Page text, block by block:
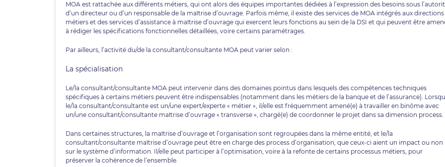
MOA est rattachée aux différents métiers, qui ont alors des équipes importantes dédiées à l’expression des besoins sous
d’un directeur ou d’un responsable de la maîtrise d’ouvrage. Parfois même, il existe des services de MOA intégrés aux directions
métiers et des services d’assistance à maîtrise d’ouvrage qui exercent leurs fonctions au sein de la DSI et qui peuvent être
à rédiger les spécifications fonctionnelles détaillées, voire certains paramétrages.
Par ailleurs, l’activité du/de la consultant/consultante MOA peut varier selon :
La spécialisation
Le/la consultant/consultante MOA peut intervenir dans des domaines pointus dans lesquels des compétences techniques
spécifiques à certains métiers peuvent être indispensables (notamment dans les métiers de la banque et de l’assurance).
le/la consultant/consultante est un/une expert/experte « métier », il/elle est fréquemment amené(e) à travailler en binôme avec
un/une consultant/consultante maîtrise d’ouvrage « transverse », chargé(e) de coordonner le projet dans sa dimension process.
Dans certaines structures, la maîtrise d’ouvrage et l’organisation sont regroupées dans la même entité, et le/la
consultant/consultante maîtrise d’ouvrage peut être en charge des process d’organisation, que ceux-ci aient un impact ou non
sur le système d’information. Il/elle peut participer à l’optimisation, voire à la refonte de certains processus métiers, pour
préserver la cohérence de l’ensemble.